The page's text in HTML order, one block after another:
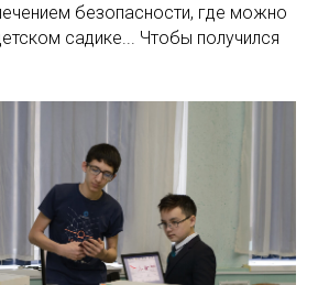
безопасности, где можно
садике... Чтобы получился